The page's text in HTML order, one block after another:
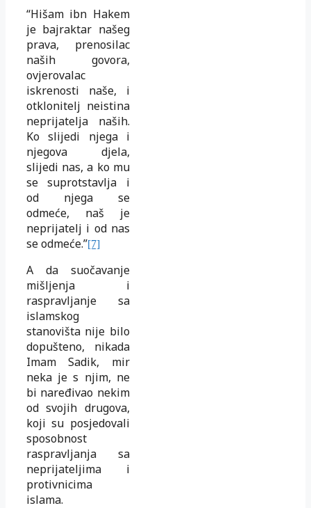
“Hišam ibn Hakem
je bajraktar našeg
prava, prenosilac
naših govora,
ovjerovalac
iskrenosti naše, i
otklonitelj neistina
neprijatelja naših.
Ko slijedi njega i
njegova djela,
slijedi nas, a ko mu
se suprotstavlja i
od njega se
odmeće, naš je
neprijatelj i od nas
se odmeće.”[7]
A da suočavanje
mišljenja i
raspravljanje sa
islamskog
stanovišta nije bilo
dopušteno, nikada
Imam Sadik, mir
neka je s njim, ne
bi naređivao nekim
od svojih drugova,
koji su posjedovali
sposobnost
raspravljanja sa
neprijateljima i
protivnicima
islama.